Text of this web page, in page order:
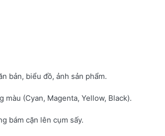
bản, biểu đồ, ảnh sản phẩm.
(Cyan, Magenta, Yellow, Black).
bám cặn lên cụm sấy.